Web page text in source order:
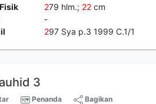
279 hlm.; 22cm
-
297 Sya p.3 1999 C.1/1
3
Penanda Bagikan